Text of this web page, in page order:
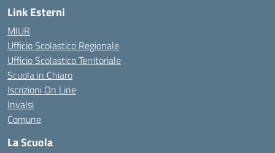
Link Esterni
MIUR
Ufficio Scolastico Regionale
Ufficio Scolastico Territoriale
Scuola in Chiaro
Iscrizioni On Line
Invalsi
Comune
La Scuola